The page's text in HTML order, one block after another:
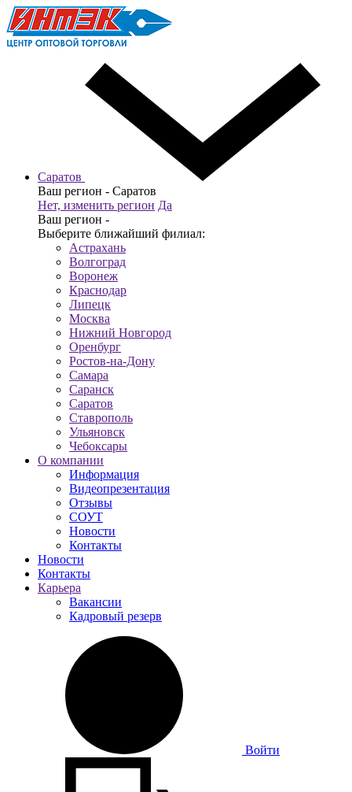
Саратов
Ваш регион - Саратов
Нет, изменить регион Да
Ваш регион -
Выберите ближайший филиал:
Астрахань
Волгоград
Воронеж
Краснодар
Липецк
Москва
Нижний Новгород
Оренбург
Ростов-на-Дону
Самара
Саранск
Саратов
Ставрополь
Ульяновск
Чебоксары
О компании
Информация
Видеопрезентация
Отзывы
СОУТ
Новости
Контакты
Новости
Контакты
Карьера
Вакансии
Кадровый резерв
Войти